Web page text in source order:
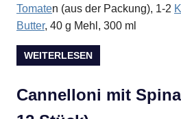
Tomaten (aus der Packung), 1-2
Butter, 40 g Mehl, 300 ml
WEITERLESEN
Cannelloni mit